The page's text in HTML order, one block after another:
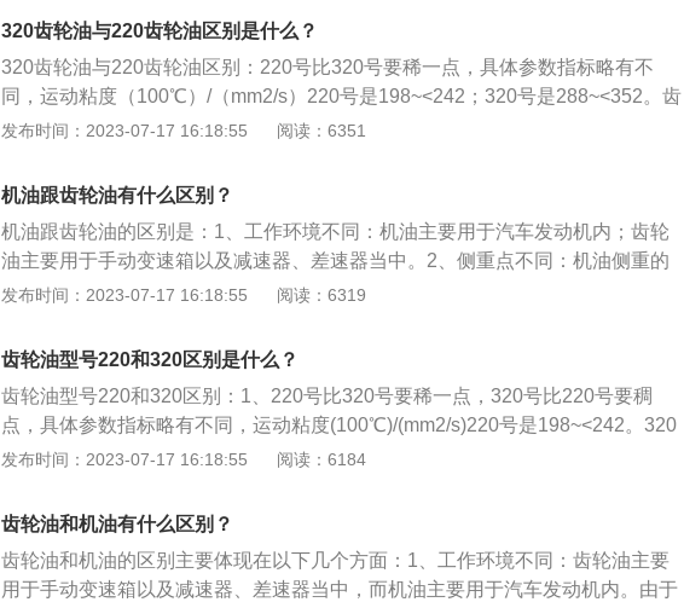
的润滑油，它和机油在使用条件、自身成分和使用性能上均存在着差异。2、齿
轮油主要起润滑齿轮和轴承、防止磨损和锈蚀、帮助齿轮散热等作用。3、汽车
齿轮油用于汽车转向器、变速器以及驱动桥等齿轮传动机构中，由于齿轮传动时
表面压力高，所以齿轮油对齿轮的润滑、抗磨、冷却、散热、防腐防锈、洗涤和
降低齿面冲击与噪声等方面起着重要作用。
320齿轮油与220齿轮油区别是什么？
320齿轮油与220齿轮油区别：220号比320号要稀一点，具体参数指标略有不
同，运动粘度（100℃）/（mm2/s）220号是198~<242；320号是288~<352。齿
轮油的介绍：1、齿轮油以石油润滑油基础油或合成润滑油为主，加入极压抗磨
防止磨损和锈蚀、帮助齿轮散热等作用。
发布时间：2023-07-17 16:18:55 阅读：6351
机油跟齿轮油有什么区别？
机油跟齿轮油的区别是：1、工作环境不同：机油主要用于汽车发动机内；齿轮
油主要用于手动变速箱以及减速器、差速器当中。2、侧重点不同：机油侧重的
是其低温的流动性；齿轮油侧重的是高温下对齿轮的保护。机油即发动机润滑
剂、抗泡剂和防锈剂等成分制成，用于变速器、减速器及差速器中的各种齿轮润
滑，以防止齿面出现磨损、烧结等现象的产生。
发布时间：2023-07-17 16:18:55 阅读：6319
齿轮油型号220和320区别是什么？
齿轮油型号220和320区别：1、220号比320号要稀一点，320号比220号要稠
点，具体参数指标略有不同，运动粘度(100℃)/(mm2/s)220号是198~<242。320
号是288~<352。其他参数基本一致，使用中一定要根据设备的使用说明进行选
代表中极压齿轮油，一般用在机器设备的变速箱，减速机，涡轮机和齿轮箱里。
该系列润滑油的特点是承载能力和抗擦伤性良好，热安定性和氧化安定性优异，
粘附性良好，不含溶剂、沥青、重金属和氯，符合环保要求。
发布时间：2023-07-17 16:18:55 阅读：6184
齿轮油和机油有什么区别？
齿轮油和机油的区别主要体现在以下几个方面：1、工作环境不同：齿轮油主要
用于手动变速箱以及减速器、差速器当中，而机油主要用于汽车发动机内。由于